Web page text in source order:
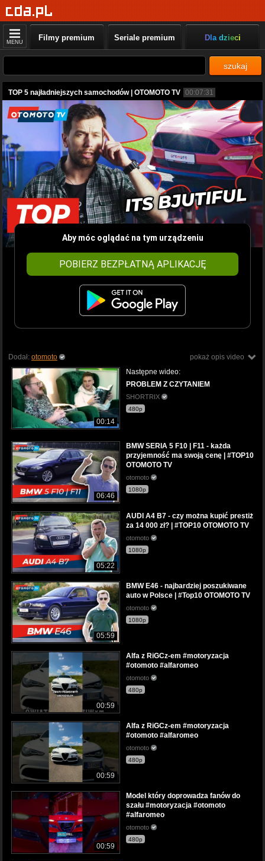
MENU Filmy premium Seriale premium Dla dzieci
szukaj
TOP 5 najładniejszych samochodów | OTOMOTO TV 00:07:31
Aby móc oglądać na tym urządzeniu
POBIERZ BEZPŁATNĄ APLIKACJĘ
pokaż opis video
Dodał: otomoto
00:14
Następne wideo:
PROBLEM Z CZYTANIEM
SHORTRIX
480p
06:46
BMW SERIA 5 F10 | F11 - każda
przyjemność ma swoją cenę | #TOP10
OTOMOTO TV
otomoto
1080p
05:22
AUDI A4 B7 - czy można kupić prestiż
za 14 000 zł? | #TOP10 OTOMOTO TV
otomoto
1080p
05:59
BMW E46 - najbardziej poszukiwane
auto w Polsce | #Top10 OTOMOTO TV
otomoto
1080p
00:59
Alfa z RiGCz-em #motoryzacja
#otomoto #alfaromeo
otomoto
480p
00:59
Alfa z RiGCz-em #motoryzacja
#otomoto #alfaromeo
otomoto
480p
00:59
Model który doprowadza fanów do
szału #motoryzacja #otomoto
#alfaromeo
otomoto
480p